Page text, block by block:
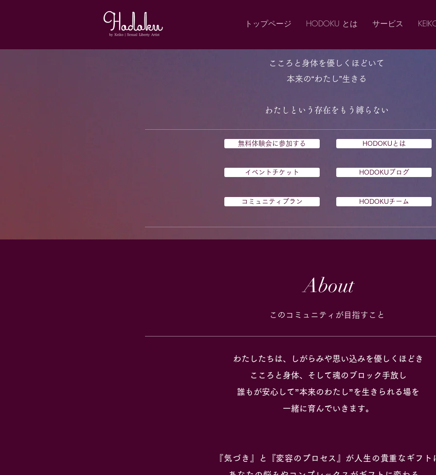
トップページ HODOKU とは サービス
こころと身体を優しくほどいて
本来の“わたし”生きる
わたしという存在をもう縛らない
無料体験会に参加する HODOKUとは
イベントチケット HODOKUブログ
コミュニティプラン HODOKUチーム
About
このコミュニティが目指すこと
わたしたちは、しがらみや思い込みを優しくほどき
こころと身体、そして魂のブロック手放し
誰もが安心して”本来のわたし”を生きられる場を
一緒に育んでいきます。
『気づき』と『変容のプロセス』が人生の貴重なギフト